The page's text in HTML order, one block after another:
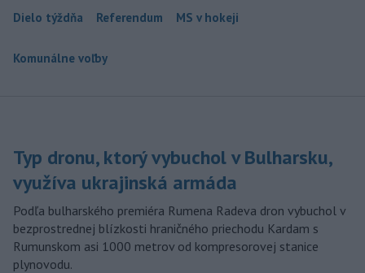
Dielo týždňa Referendum MS v hokeji
Komunálne voľby
Typ dronu, ktorý vybuchol v Bulharsku,
využíva ukrajinská armáda
Podľa bulharského premiéra Rumena Radeva dron vybuchol v
bezprostrednej blízkosti hraničného priechodu Kardam s
Rumunskom asi 1000 metrov od kompresorovej stanice
plynovodu.